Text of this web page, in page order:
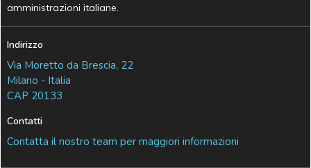
amministrazioni italiane.
Indirizzo
Via Moretto da Brescia, 22
Milano - Italia
CAP 20133
Contatti
Contatta il nostro team per maggiori informazioni